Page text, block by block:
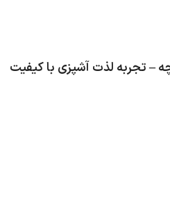
قابلمه راکلند 15 پارچه – تجربه لذت آشپزی با کیفیت